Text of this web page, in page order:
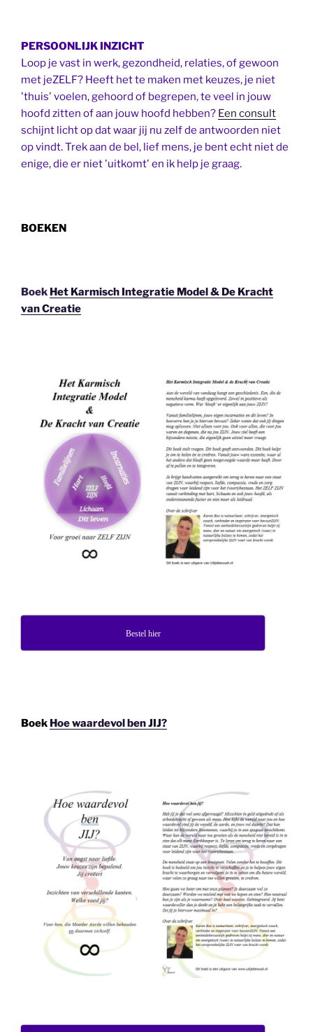
PERSOONLIJK INZICHT
Loop je vast in werk, gezondheid, relaties, of gewoon
met jeZELF? Heeft het te maken met keuzes, je niet
'thuis' voelen, gehoord of begrepen, te veel in jouw
hoofd zitten of aan jouw hoofd hebben? Een consult
schijnt licht op dat waar jij nu zelf de antwoorden niet
op vindt. Trek aan de bel, lief mens, je bent echt niet de
enige, die er niet 'uitkomt' en ik help je graag.
BOEKEN
Boek Het Karmisch Integratie Model & De Kracht
van Creatie
Bestel hier
Boek Hoe waardevol ben JIJ?